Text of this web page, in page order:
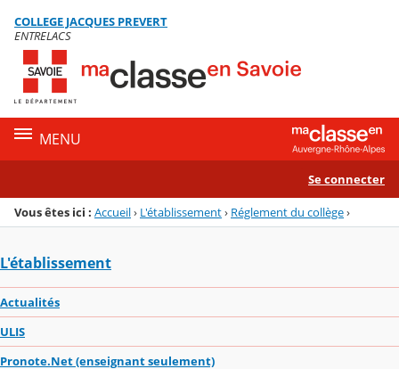
Menu de la rubrique
Contenu
COLLEGE JACQUES PREVERT
ENTRELACS
MENU
Se connecter
Vous êtes ici : Accueil› L'établissement› Réglement du collège›
L'établissement
Actualités
ULIS
Pronote.Net (enseignant seulement)